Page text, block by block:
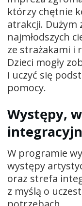
którzy chętnie
atrakcji.
najmłodszych
ze strażakami i
Dzieci mogły
i uczyć się
pomocy.
Występy,
W programie
występy
oraz strefa
z myślą o